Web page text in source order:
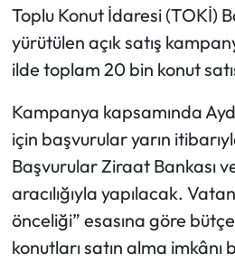
Toplu Konut İdaresi (TOKİ)
yürütülen açık satış
ilde toplam 20 bin konut
Kampanya kapsamında
için başvurular yarın
Başvurular Ziraat Bankası
aracılığıyla yapılacak.
önceliği” esasına göre
konutları satın alma imkânı